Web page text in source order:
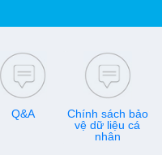
Q&A
Chính sách bảo
vệ dữ liệu cá
nhân